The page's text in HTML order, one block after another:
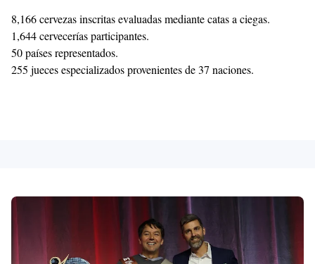
8,166 cervezas inscritas evaluadas mediante catas a ciegas.
1,644 cervecerías participantes.
50 países representados.
255 jueces especializados provenientes de 37 naciones.